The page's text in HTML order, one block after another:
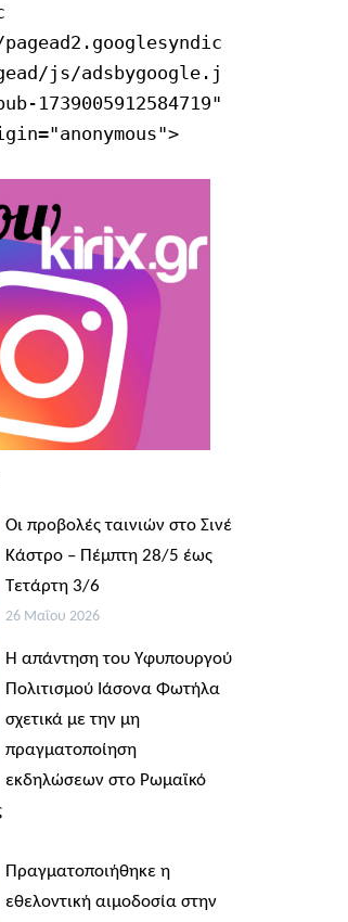
js/adsbygoogle.j
1739005912584719"
Οι προβολές ταινιών στο Σινέ
Κάστρο – Πέμπτη 28/5 έως
Τετάρτη 3/6
26 Μαΐου 2026
Η απάντηση του Υφυπουργού
Πολιτισμού Ιάσονα Φωτήλα
σχετικά με την μη
πραγματοποίηση
εκδηλώσεων στο Ρωμαϊκό
Πραγματοποιήθηκε η
εθελοντική αιμοδοσία στην